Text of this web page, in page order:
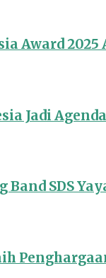
Award
Jadi
Band SDS